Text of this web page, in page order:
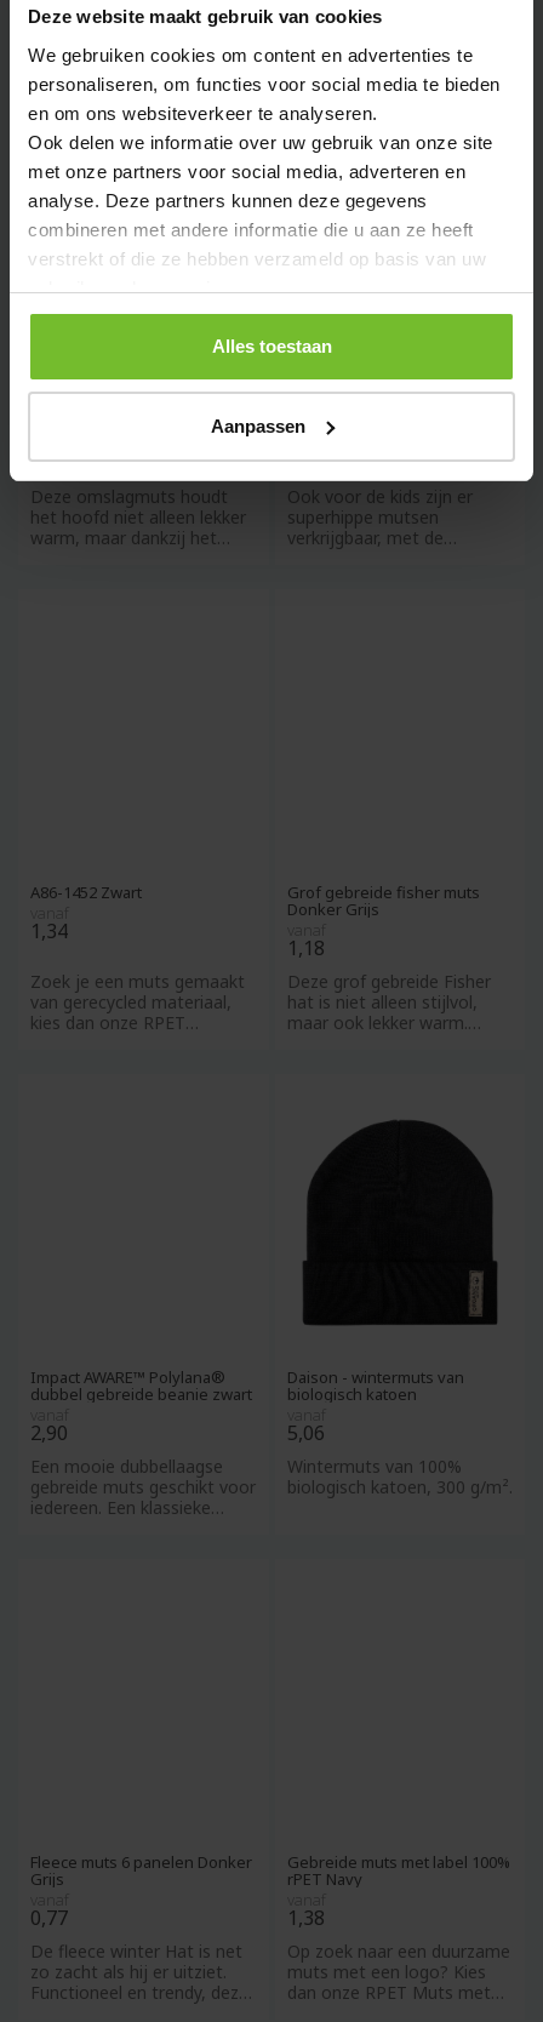
Deze website maakt gebruik van cookies
We gebruiken cookies om content en advertenties te
personaliseren, om functies voor social media te bieden
en om ons websiteverkeer te analyseren.
Ook delen we informatie over uw gebruik van onze site
met onze partners voor social media, adverteren en
analyse. Deze partners kunnen deze gegevens
combineren met andere informatie die u aan ze heeft
verstrekt of die ze hebben verzameld op basis van uw
gebruik van hun services.
Alles toestaan
Aanpassen
Lekker warm voor in de
winter, maar ook prima te
dragen bij je alledaagse
outfit in de herfst of le
WoW!
p;muts met omslag. Van
100% RPET polyester
(gemaakt van gerecyclede
PET
2,88
Deze omslagmuts houdt
het hoofd niet alleen lekker
warm, maar dankzij het
vanaf
Ook voor de kids zijn er
superhippe mutsen
verkrijgbaar, met de
A86-1452 Zwart
1,34
Zoek je een muts gemaakt
van gerecycled materiaal,
kies dan onze RPET
Grof gebreide fisher muts
Donker Grijs
1,18
Deze grof gebreide Fisher
hat is niet alleen stijlvol,
maar ook lekker warm.
Impact AWARE™ Polylana®
dubbel gebreide beanie zwart
2,90
Een mooie dubbellaagse
gebreide muts geschikt voor
iedereen. Een klassieke
Daison - wintermuts van
biologisch katoen
5,06
Wintermuts van 100%
biologisch katoen, 300 g/m².
Fleece muts 6 panelen Donker
Grijs
0,77
De fleece winter Hat is net
zo zacht als hij er uitziet.
Functioneel en trendy, deze
Gebreide muts met label 100%
rPET Navy
1,38
Op zoek naar een duurzame
muts met een logo? Kies
dan onze RPET Muts met